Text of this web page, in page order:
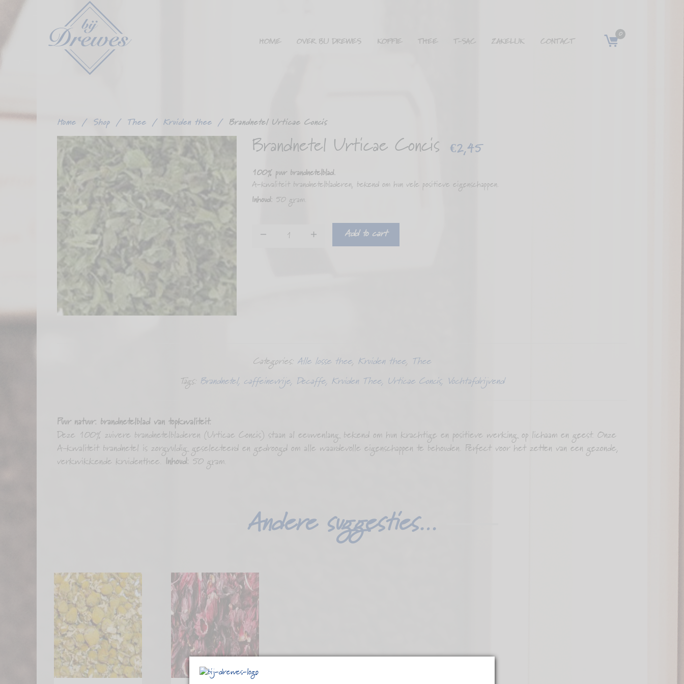
0
HOME OVER BIJ DREWES KOFFIE THEE T-SAC ZAKELIJK CONTACT
Home / Shop / Thee / Kruiden thee / Brandnetel Urticae Concis
Brandnetel Urticae Concis €2,45
100% puur brandnetelblad.
A-kwaliteit brandnetelbladeren, bekend om hun vele positieve eigenschappen.
Inhoud: 50 gram.
Brandnetel Add to cart
Categories: Alle losse thee, Kruiden thee, Thee
Tags: Brandnetel, caffeinevrije, Decaffe, Kruiden Thee, Urticae Concis, Vochtafdrijvend
Puur natuur: brandnetelblad van topkwaliteit.
Deze 100% zuivere brandnetelbladeren (Urticae Concis) staan al eeuwenlang bekend om hun krachtige en positieve werking op lichaam en geest. Onze
A-kwaliteit brandnetel is zorgvuldig geselecteerd en gedroogd om alle waardevolle eigenschappen te behouden. Perfect voor het zetten van een gezonde,
verkwikkende kruidenthee. Inhoud: 50 gram.
Andere suggesties…